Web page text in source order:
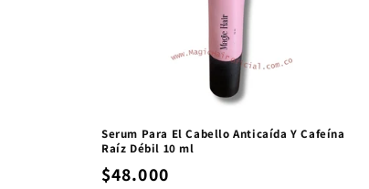
Serum Para El Cabello Anticaída Y Cafeína
Raíz Débil 10 ml
$48.000